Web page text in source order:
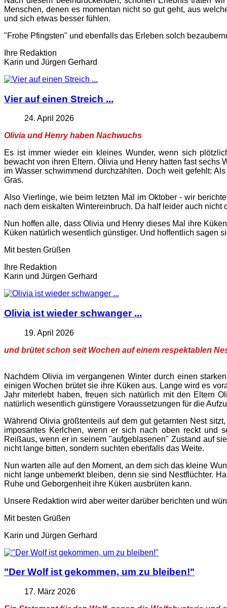
Menschen, denen es momentan nicht so gut geht, aus
und sich etwas besser fühlen.
"Frohe Pfingsten" und ebenfalls das Erleben solch
Ihre Redaktion
Karin und Jürgen Gerhard
Vier auf einen Streich ...
24. April 2026
Olivia und Henry haben Nachwuchs
Es ist immer wieder ein kleines Wunder, wenn sich
bewacht von ihren Eltern. Olivia und Henry hatten fast
im Wasser schwimmend durchzählten. Doch weit gefehlt:
Gras.
Also Vierlinge, wie beim letzten Mal im Oktober - wir
nach dem eiskalten Wintereinbruch. Da half leider auch
Nun hoffen alle, dass Olivia und Henry dieses Mal ihre
Küken natürlich wesentlich günstiger. Und hoffentlich sagen
Mit besten Grüßen
Ihre Redaktion
Karin und Jürgen Gerhard
Olivia ist wieder schwanger ...
19. April 2026
und brütet schon seit Wochen auf einem respektablen
Nachdem Olivia im vergangenen Winter durch einen
einigen Wochen brütet sie ihre Küken aus. Lange wird es
Jahr miterlebt haben, freuen sich natürlich mit den Eltern
natürlich wesentlich günstigere Voraussetzungen für die
Während Olivia größtenteils auf dem gut getarnten Nest
imposantes Kerlchen, wenn er sich nach oben reckt und
Reißaus, wenn er in seinem "aufgeblasenen" Zustand auf
nicht lange bitten, sondern suchten ebenfalls das Weite.
Nun warten alle auf den Moment, an dem sich das kleine
nicht lange unbemerkt bleiben, denn sie sind Nestflüchter.
Ruhe und Geborgenheit ihre Küken ausbrüten kann.
Unsere Redaktion wird aber weiter darüber berichten und
Mit besten Grüßen
Karin und Jürgen Gerhard
"Der Wolf ist gekommen, um zu bleiben!"
17. März 2026